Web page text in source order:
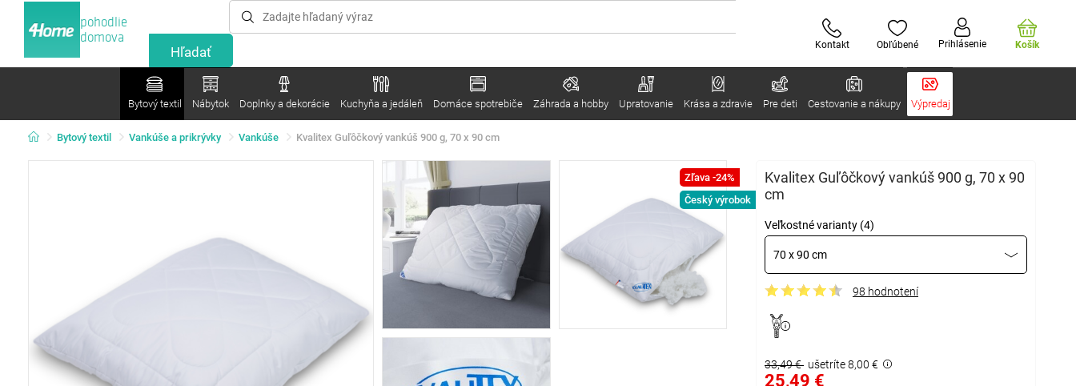
pohodlie
domova
Kontakt Obľúbené Prihlásenie Košík
Bytový textil Nábytok Doplnky a dekorácie Kuchyňa a jedáleň Domáce spotrebiče Záhrada a hobby Upratovanie Krása a zdravie Pre deti Cestovanie a nákupy Výpredaj
Bytový textil Vankúše a prikrývky Vankúše Kvalitex Guľôčkový vankúš 900 g, 70 x 90 cm
Zľava -24%
Český výrobok
Kvalitex Guľôčkový vankúš 900 g, 70 x 90
cm
Veľkostné varianty (4)
70 x 90 cm
98 hodnotení
33,49 € ušetríte 8,00 €
25,49 €